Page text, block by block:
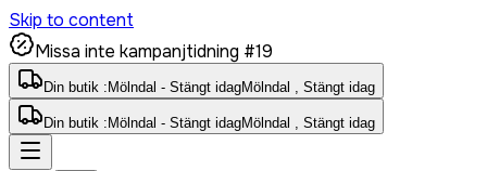
Skip to content
Missa inte kampanjtidning #19
Din butik : Mölndal - Stängt idagMölndal , Stängt idag
Din butik : Mölndal - Stängt idagMölndal , Stängt idag